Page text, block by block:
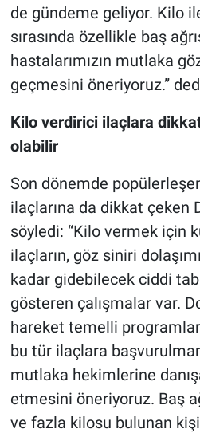
de gündeme geliyor. Kilo
sırasında özellikle baş
hastalarımızın mutlaka
geçmesini öneriyoruz.”
Kilo verdirici ilaçlara
olabilir
Son dönemde
ilaçlarına da dikkat çeken
söyledi: “Kilo vermek için
ilaçların, göz siniri
kadar gidebilecek ciddi
gösteren çalışmalar var.
hareket temelli
bu tür ilaçlara
mutlaka hekimlerine
etmesini öneriyoruz. Baş
ve fazla kilosu bulunan